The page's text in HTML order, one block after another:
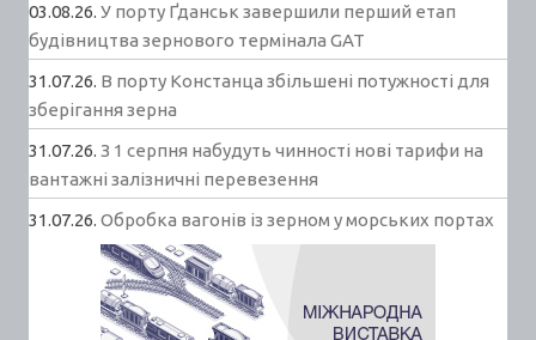
03.08.26. У порту Ґданськ завершили перший етап
будівництва зернового термінала GAT
31.07.26. В порту Констанца збільшені потужності для
зберігання зерна
31.07.26. З 1 серпня набудуть чинності нові тарифи на
вантажні залізничні перевезення
31.07.26. Обробка вагонів із зерном у морських портах